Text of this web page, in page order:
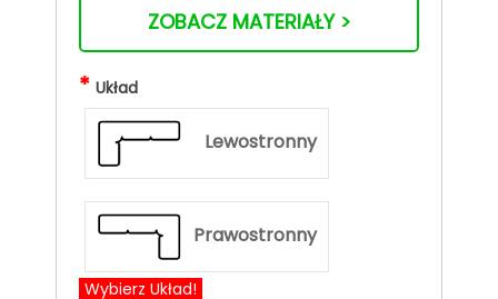
ZOBACZ MATERIAŁY >
* Układ
Lewostronny
Prawostronny
Wybierz Układ!